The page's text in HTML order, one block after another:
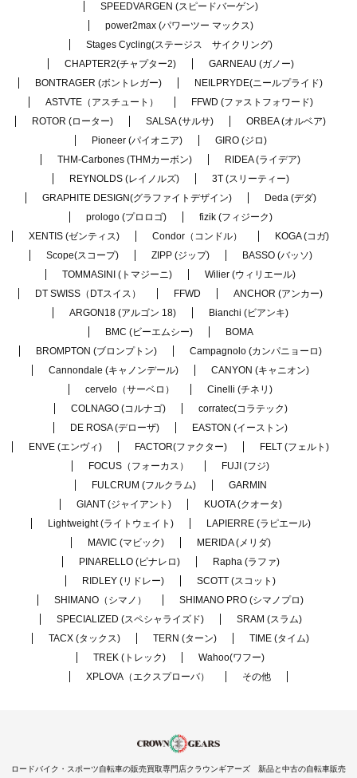
SPEEDVARGEN (スピードバーゲン)
power2max (パワーツー マックス)
Stages Cycling(ステージス サイクリング)
CHAPTER2(チャプター2)
GARNEAU (ガノー)
BONTRAGER (ボントレガー)
NEILPRYDE(ニールプライド)
ASTVTE（アスチュート）
FFWD (ファストフォワード)
ROTOR (ローター)
SALSA (サルサ)
ORBEA (オルベア)
Pioneer (パイオニア)
GIRO (ジロ)
THM-Carbones (THMカーボン)
RIDEA (ライデア)
REYNOLDS (レイノルズ)
3T (スリーティー)
GRAPHITE DESIGN(グラファイトデザイン)
Deda (デダ)
prologo (プロロゴ)
fizik (フィジーク)
XENTIS (ゼンティス)
Condor（コンドル）
KOGA (コガ)
Scope(スコープ)
ZIPP (ジップ)
BASSO (バッソ)
TOMMASINI (トマジーニ)
Wilier (ウィリエール)
DT SWISS（DTスイス）
FFWD
ANCHOR (アンカー)
ARGON18 (アルゴン 18)
Bianchi (ビアンキ)
BMC (ビーエムシー)
BOMA
BROMPTON (ブロンプトン)
Campagnolo (カンパニョーロ)
Cannondale (キャノンデール)
CANYON (キャニオン)
cervelo（サーベロ）
Cinelli (チネリ)
COLNAGO (コルナゴ)
corratec(コラテック)
DE ROSA (デローザ)
EASTON (イーストン)
ENVE (エンヴィ)
FACTOR(ファクター)
FELT (フェルト)
FOCUS（フォーカス）
FUJI (フジ)
FULCRUM (フルクラム)
GARMIN
GIANT (ジャイアント)
KUOTA (クオータ)
Lightweight (ライトウェイト)
LAPIERRE (ラピエール)
MAVIC (マビック)
MERIDA (メリダ)
PINARELLO (ピナレロ)
Rapha (ラファ)
RIDLEY (リドレー)
SCOTT (スコット)
SHIMANO（シマノ）
SHIMANO PRO (シマノプロ)
SPECIALIZED (スペシャライズド)
SRAM (スラム)
TACX (タックス)
TERN (ターン)
TIME (タイム)
TREK (トレック)
Wahoo(ワフー)
XPLOVA（エクスプローバ）
その他
ロードバイク・スポーツ自転車の販売買取専門店クラウンギアーズ 新品と中古の自転車販売